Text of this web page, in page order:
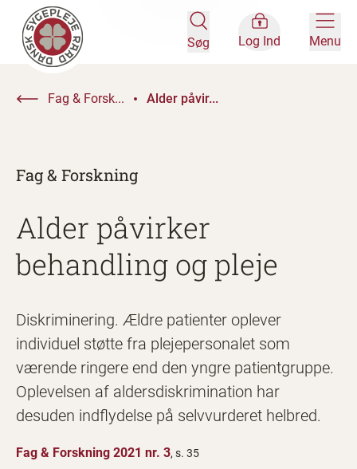
Søg Log Ind Menu
Fag & Forsk... Alder påvir...
Fag & Forskning
Alder påvirker
behandling og pleje
Diskriminering. Ældre patienter oplever
individuel støtte fra pleje­personalet som
værende ringere end den yngre patientgruppe.
Oplevelsen af aldersdiskrimination har
desuden indflydelse på selvvurderet helbred.
Fag & Forskning 2021 nr. 3, s. 35